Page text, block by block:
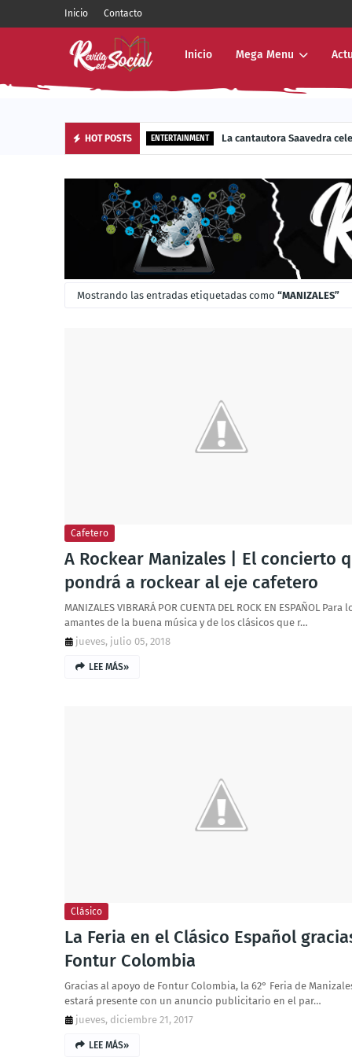
Inicio Contacto
Inicio Mega Menu
HOT POSTS ENTERTAINMENT La cantautora Saavedra
Mostrando las entradas etiquetadas como MANIZALES
Cafetero
A Rockear Manizales | El concierto
pondrá a rockear al eje cafetero
MANIZALES VIBRARÁ POR CUENTA DEL ROCK EN ESPAÑOL Para
amantes de la buena música y de los clásicos que r…
jueves, julio 05, 2018
LEE MÁS»
Clásico
La Feria en el Clásico Español
Fontur Colombia
Gracias al apoyo de Fontur Colombia, la 62° Feria de
estará presente con un anuncio publicitario en el par…
jueves, diciembre 21, 2017
LEE MÁS»